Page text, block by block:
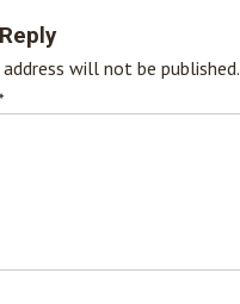
will not be published.